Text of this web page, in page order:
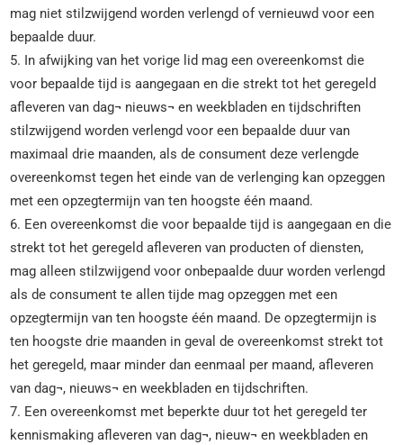
mag niet stilzwijgend worden verlengd of vernieuwd voor een
bepaalde duur.
5. In afwijking van het vorige lid mag een overeenkomst die
voor bepaalde tijd is aangegaan en die strekt tot het geregeld
afleveren van dag¬ nieuws¬ en weekbladen en tijdschriften
stilzwijgend worden verlengd voor een bepaalde duur van
maximaal drie maanden, als de consument deze verlengde
overeenkomst tegen het einde van de verlenging kan opzeggen
met een opzegtermijn van ten hoogste één maand.
6. Een overeenkomst die voor bepaalde tijd is aangegaan en die
strekt tot het geregeld afleveren van producten of diensten,
mag alleen stilzwijgend voor onbepaalde duur worden verlengd
als de consument te allen tijde mag opzeggen met een
opzegtermijn van ten hoogste één maand. De opzegtermijn is
ten hoogste drie maanden in geval de overeenkomst strekt tot
het geregeld, maar minder dan eenmaal per maand, afleveren
van dag¬, nieuws¬ en weekbladen en tijdschriften.
7. Een overeenkomst met beperkte duur tot het geregeld ter
kennismaking afleveren van dag¬, nieuw¬ en weekbladen en